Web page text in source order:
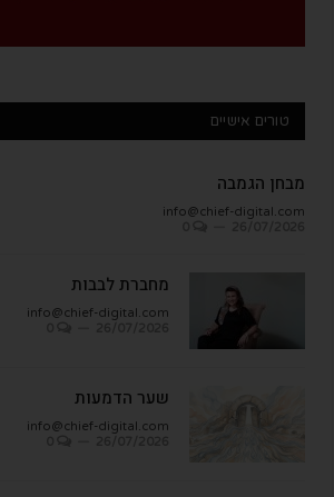
טורים אישיים
מבחן הגמבה
info@chief-digital.com
מחברת לבבות
info@chief-digital.com
שער הדמעות
info@chief-digital.com